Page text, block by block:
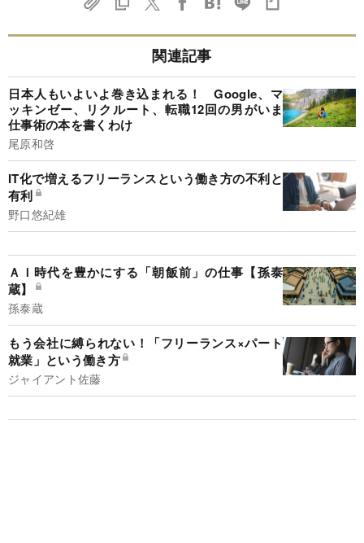
関連記事
日本人もいよいよ巻き込まれる！ Google、マ
ッキンゼー、リクルート、転職12回の男がいま
仕事術の本を書くわけ
尾原和啓
IT化で増えるフリーランスという働き方の不利と
有利
野口悠紀雄
ＡＩ時代を豊かにする「朝飯前」の仕事【孫泰
蔵】
孫泰蔵
もう会社に縛られない！「フリーランス×パート
就業」という働き方
ジャイアント佐藤